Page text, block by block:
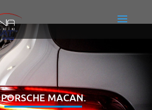
PORSCHE MACAN.